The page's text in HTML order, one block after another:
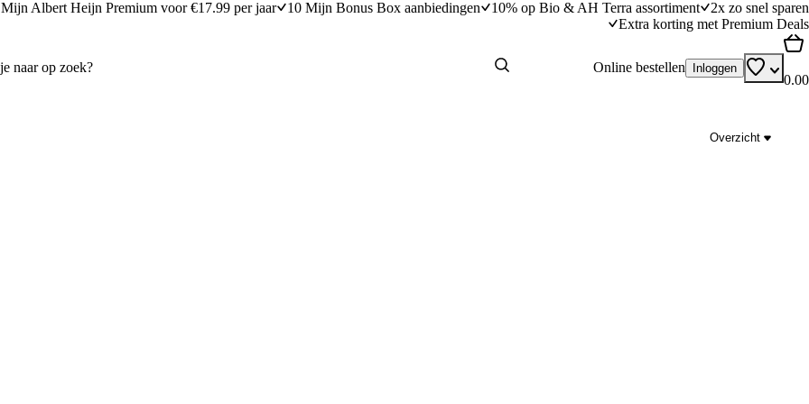
Mijn Albert Heijn Premium voor €17.99 per jaar 10 Mijn Bonus Box aanbiedingen 10% op Bio & AH Terra assortiment
2x zo snel sparen
Extra korting met Premium Deals
Online bestellen Inloggen
0.00
Overzicht